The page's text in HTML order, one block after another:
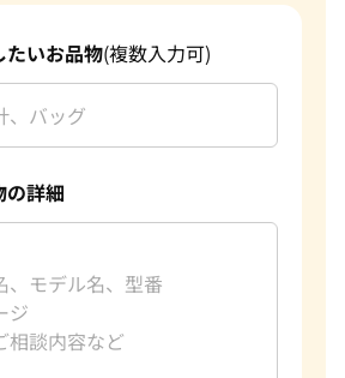
たいお品物(複数入力可)
の詳細